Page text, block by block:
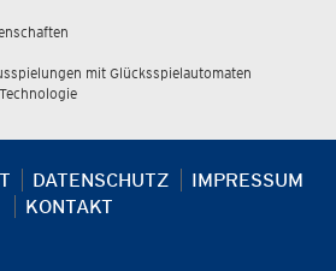
mit Glücksspielautomaten
DATENSCHUTZ
IMPRESSUM
KONTAKT